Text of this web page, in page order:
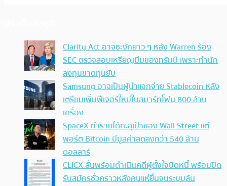
Clarity Act อาจชะงักยาว ๆ หลัง Warren ร้อง
SEC ตรวจสอบเหรียญมีมของทรัมป์ เพราะทำนัก
ลงทุนขาดทุนยับ
Samsung อาจเป็นผู้นำแจกจ่าย Stablecoin หลัง
เตรียมเพิ่มฟีเจอร์ใหม่ในสมาร์ทโฟน 800 ล้าน
เครื่อง
SpaceX ทำรายได้ทะลุเป้าของ Wall Street แต่
พอร์ต Bitcoin มีมูลค่าลดลงกว่า 540 ล้าน
ดอลลาร์
CLICX ลั่นพร้อมดำเนินคดีผู้ตั้งใจบิดหนี้ พร้อมปิด
รับสมัครชั่วคราวหลังคนแห่ยื่นจนระบบล้น